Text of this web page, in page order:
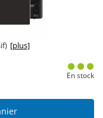
[plus]
En stock